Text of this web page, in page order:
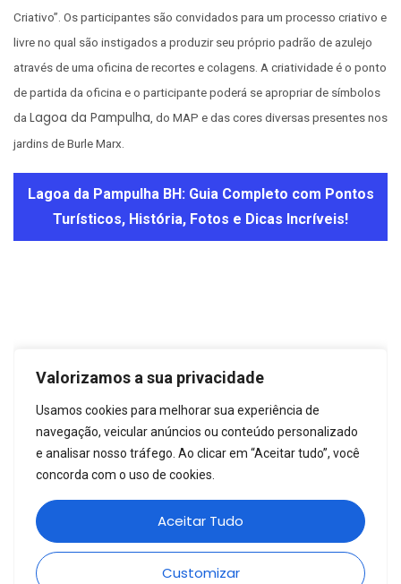
Criativo”. Os participantes são convidados para um processo criativo e
livre no qual são instigados a produzir seu próprio padrão de azulejo
através de uma oficina de recortes e colagens. A criatividade é o ponto
de partida da oficina e o participante poderá se apropriar de símbolos
da Lagoa da Pampulha , do MAP e das cores diversas presentes nos
jardins de Burle Marx.